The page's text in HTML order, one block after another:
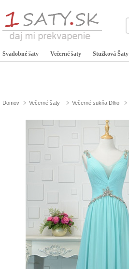
Svadobné šaty Večerné šaty Stužková Šaty
Domov Večerné šaty Večerné sukňa Dlho